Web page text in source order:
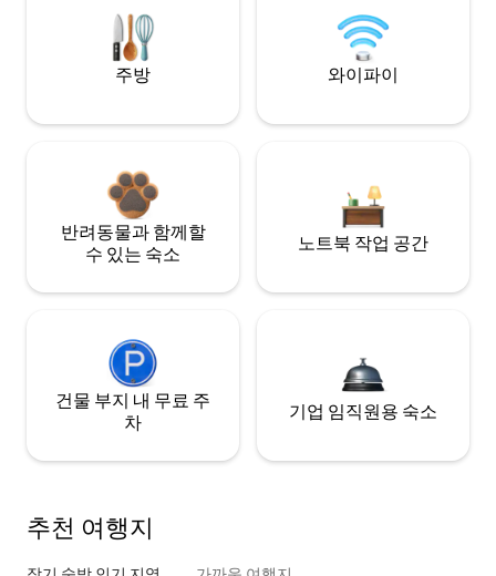
주방 와이파이
반려동물과 함께할
수 있는 숙소
노트북 작업 공간
건물 부지 내 무료 주
차
기업 임직원용 숙소
추천 여행지